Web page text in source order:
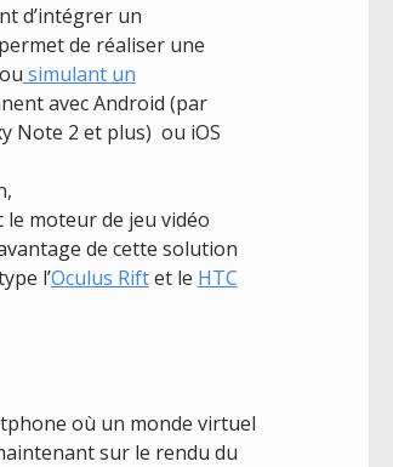
d’intégrer un
de réaliser une
simulant un
avec Android (par
Note 2 et plus) ou iOS
le moteur de jeu vidéo
de cette solution
l’Oculus Riftet le HTC
où un monde virtuel
sur le rendu du